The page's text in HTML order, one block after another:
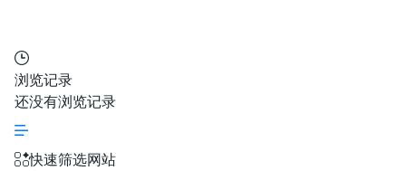
浏览记录
还没有浏览记录
快速筛选网站